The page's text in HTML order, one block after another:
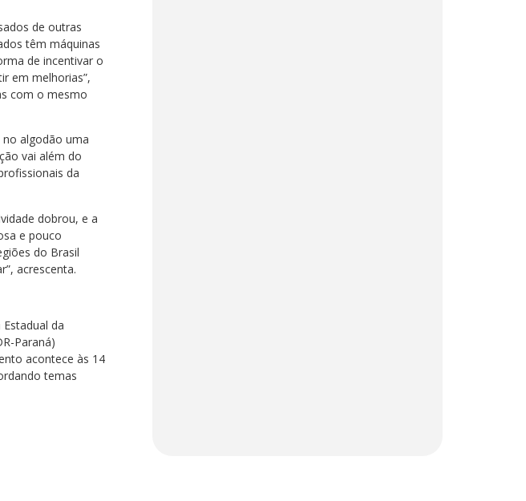
de outras
têm máquinas
de incentivar o
em melhorias”,
com o mesmo
algodão uma
vai além do
da
dobrou, e a
e pouco
do Brasil
acrescenta.
da
Paraná)
acontece às 14
temas